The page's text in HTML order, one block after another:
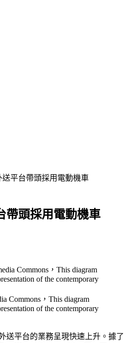
送平台帶頭採用電動機車
帶頭採用電動機車
Commons，This diagram
of the contemporary
送平台的業務呈現快速上升。據了